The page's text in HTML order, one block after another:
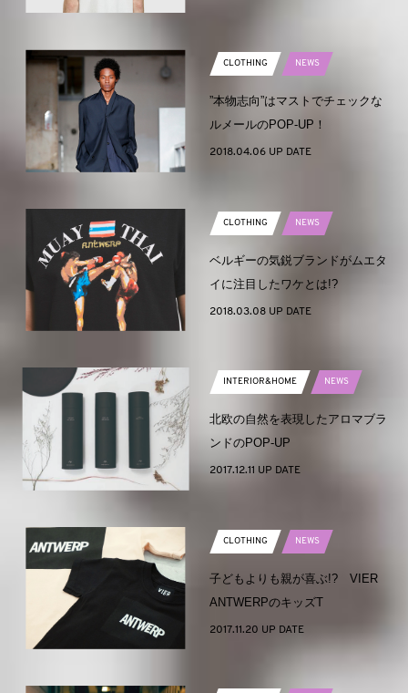
CLOTHING NEWS
”本物志向”はマストでチェックな
ルメールのPOP-UP！
2018.04.06 UP DATE
CLOTHING NEWS
ベルギーの気鋭ブランドがムエタ
イに注目したワケとは!?
2018.03.08 UP DATE
INTERIOR&HOME NEWS
北欧の自然を表現したアロマブラ
ンドのPOP-UP
2017.12.11 UP DATE
CLOTHING NEWS
子どもよりも親が喜ぶ!? VIER
ANTWERPのキッズT
2017.11.20 UP DATE